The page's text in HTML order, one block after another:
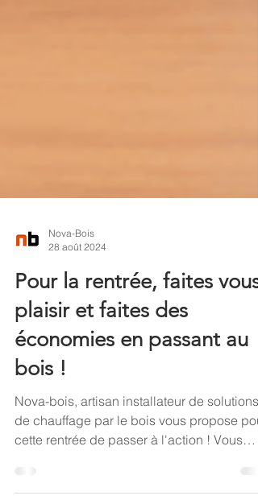
28 août 2024
Pour la rentrée, faites vous
plaisir et faites des
économies en passant au
bois !
Nova-bois, artisan installateur de solutions
de chauffage par le bois vous propose